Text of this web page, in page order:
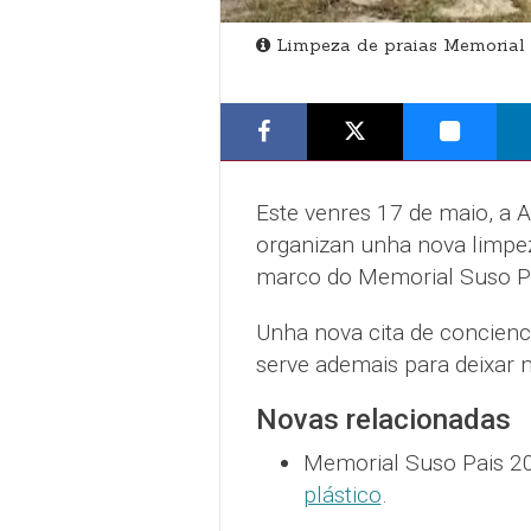
Limpeza de praias Memorial
Este venres 17 de maio, a
organizan unha nova
marco do Memorial Suso
Unha nova cita de
serve ademais para deixar
Novas relacionadas
Memorial Suso Pais
plástico.